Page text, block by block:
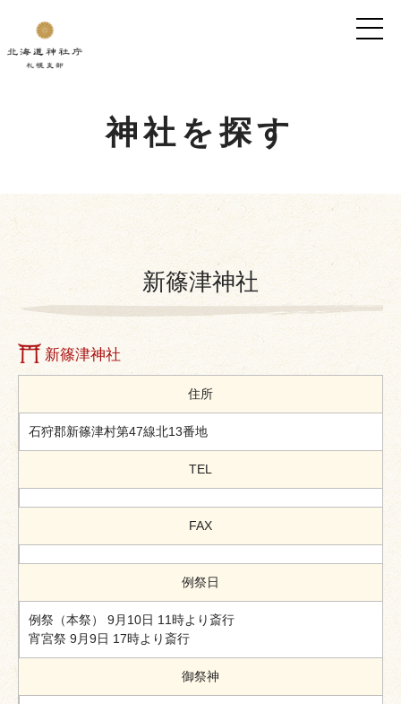
神社を探す
新篠津神社
新篠津神社
住所
石狩郡新篠津村第47線北13番地
TEL
FAX
例祭日
例祭（本祭） 9月10日 11時より斎行
宵宮祭 9月9日 17時より斎行
御祭神